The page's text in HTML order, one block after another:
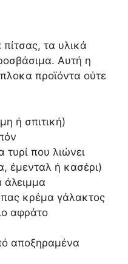
τα υλικά
Αυτή η
προϊόντα ούτε
ή σπιτική)
τυρί που λιώνει
έμενταλ ή κασέρι)
άλειμμα
κρέμα γάλακτος
αφράτο
αποξηραμένα